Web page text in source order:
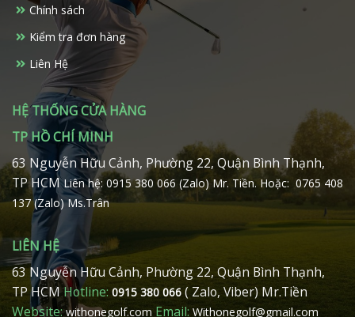
Chính sách
Kiểm tra đơn hàng
Liên Hệ
HỆ THỐNG CỬA HÀNG
TP HỒ CHÍ MINH
63 Nguyễn Hữu Cảnh, Phường 22, Quận Bình Thạnh,
TP HCMLiên hệ: 0915 380 066 (Zalo) Mr. Tiền. Hoặc: 0765 408
137 (Zalo) Ms.Trân
LIÊN HỆ
63 Nguyễn Hữu Cảnh, Phường 22, Quận Bình Thạnh,
TP HCMHotline: 0915 380 066 ( Zalo, Viber) Mr.Tiền
Website:withonegolf.com Email: Withonegolf@gmail.com